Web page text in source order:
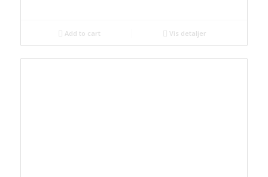
Add to cart Vis detaljer